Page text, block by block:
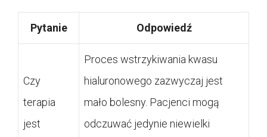
Pytanie Odpowiedź
Czy
terapia
jest
Proces wstrzykiwania kwasu
hialuronowego zazwyczaj jest
mało bolesny. Pacjenci mogą
odczuwać jedynie niewielki